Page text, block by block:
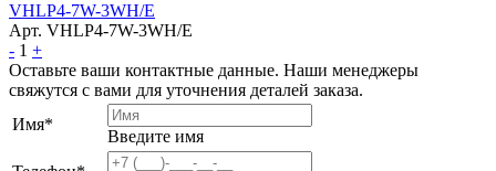
VHLP4-7W-3WH/E
Арт. VHLP4-7W-3WH/E
- 1 +
Оставьте ваши контактные данные. Наши менеджеры
свяжутся с вами для уточнения деталей заказа.
Имя*
Введите имя